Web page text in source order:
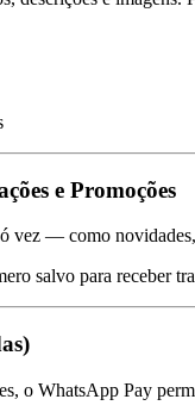
e Promoções
vez — como
salvo para receber
o WhatsApp Pay